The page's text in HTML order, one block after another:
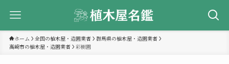
ホーム 全国の植木屋・造園業者
群馬県の植木屋・造園業者
高崎市の植木屋・造園業者
彩樹園